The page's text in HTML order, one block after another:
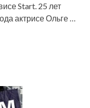
Start. 25 лет
актрисе Ольге …